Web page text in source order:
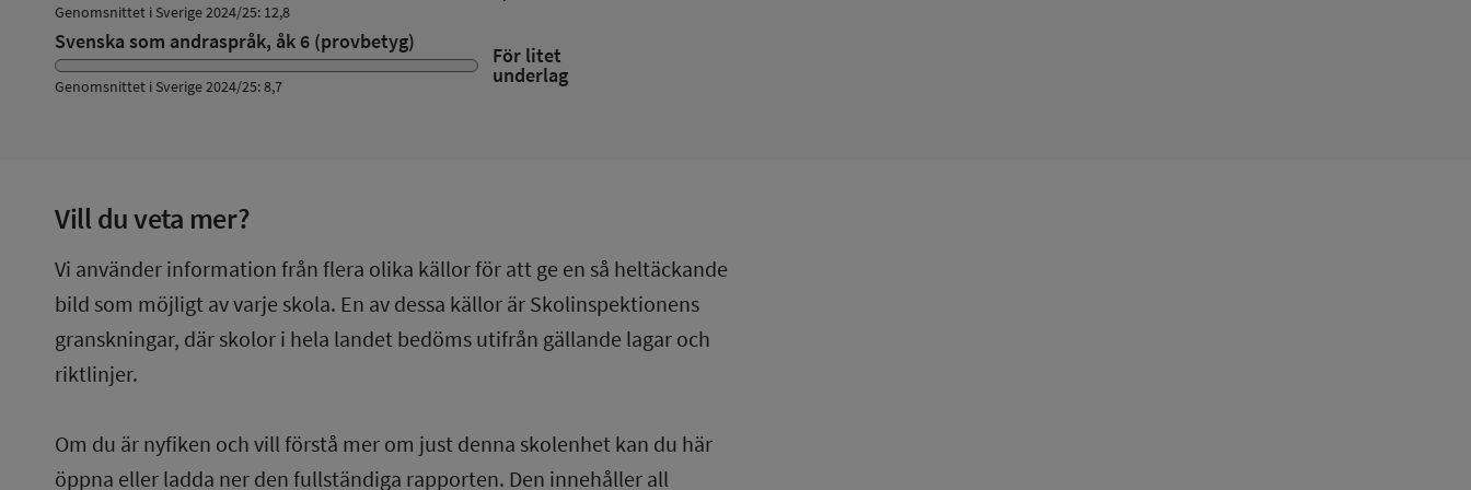
Genomsnittet i Sverige 2024/25: 12,8
Svenska som andraspråk, åk 6 (provbetyg)
För litet
underlag
Genomsnittet i Sverige 2024/25: 8,7
Vill du veta mer?
Vi använder information från flera olika källor för att ge en så heltäckande
bild som möjligt av varje skola. En av dessa källor är Skolinspektionens
granskningar, där skolor i hela landet bedöms utifrån gällande lagar och
riktlinjer.
Om du är nyfiken och vill förstå mer om just denna skolenhet kan du här
öppna eller ladda ner den fullständiga rapporten. Den innehåller all